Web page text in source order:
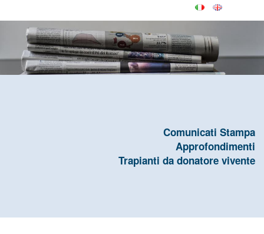
Comunicati Stampa
Approfondimenti
Trapianti da donatore vivente